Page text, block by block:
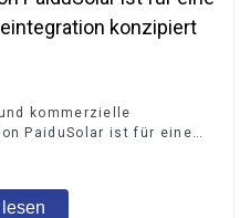
kommerzielle
PaiduSolar ist für eine